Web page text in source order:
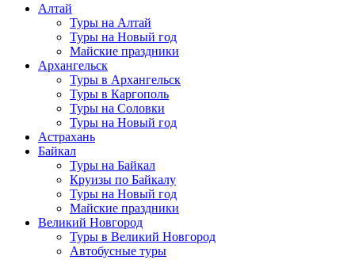
Алтай
Туры на Алтай
Туры на Новый год
Майские праздники
Архангельск
Туры в Архангельск
Туры в Каргополь
Туры на Соловки
Туры на Новый год
Астрахань
Байкал
Туры на Байкал
Круизы по Байкалу
Туры на Новый год
Майские праздники
Великий Новгород
Туры в Великий Новгород
Автобусные туры